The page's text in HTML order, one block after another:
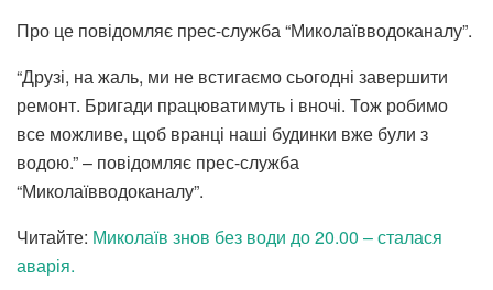
Про це повідомляє прес-служба “Миколаївводоканалу”.
“Друзі, на жаль, ми не встигаємо сьогодні завершити
ремонт. Бригади працюватимуть і вночі. Тож робимо
все можливе, щоб вранці наші будинки вже були з
водою.” – повідомляє прес-служба
“Миколаївводоканалу”.
Читайте: Миколаїв знов без води до 20.00 – сталася
аварія.